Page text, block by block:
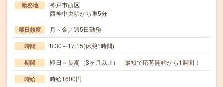
勤務地
神戸市西区
西神中央駅から車5分
曜日頻度 月～金／週5日勤務
時間 8:30～17:15(休憩1時間)
期間 即日～長期（3ヶ月以上） 最短で応募開始から1週間！
時給 時給1600円